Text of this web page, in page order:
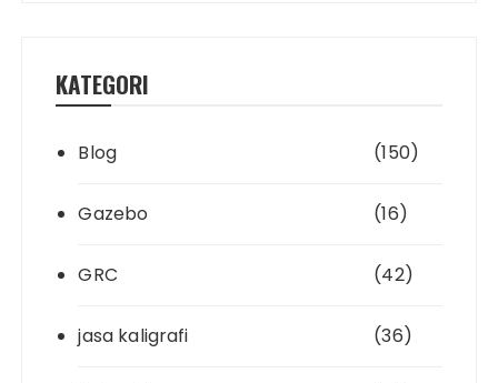
KATEGORI
Blog (150)
Gazebo (16)
GRC (42)
jasa kaligrafi (36)